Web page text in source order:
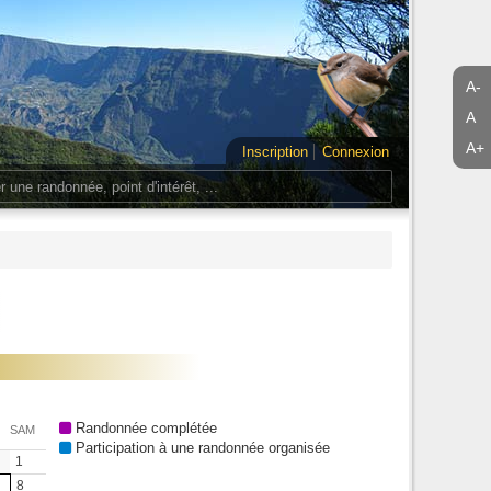
A-
A
A+
Inscription
Connexion
SAM
1
8
Randonnée complétée
Participation à une randonnée organisée